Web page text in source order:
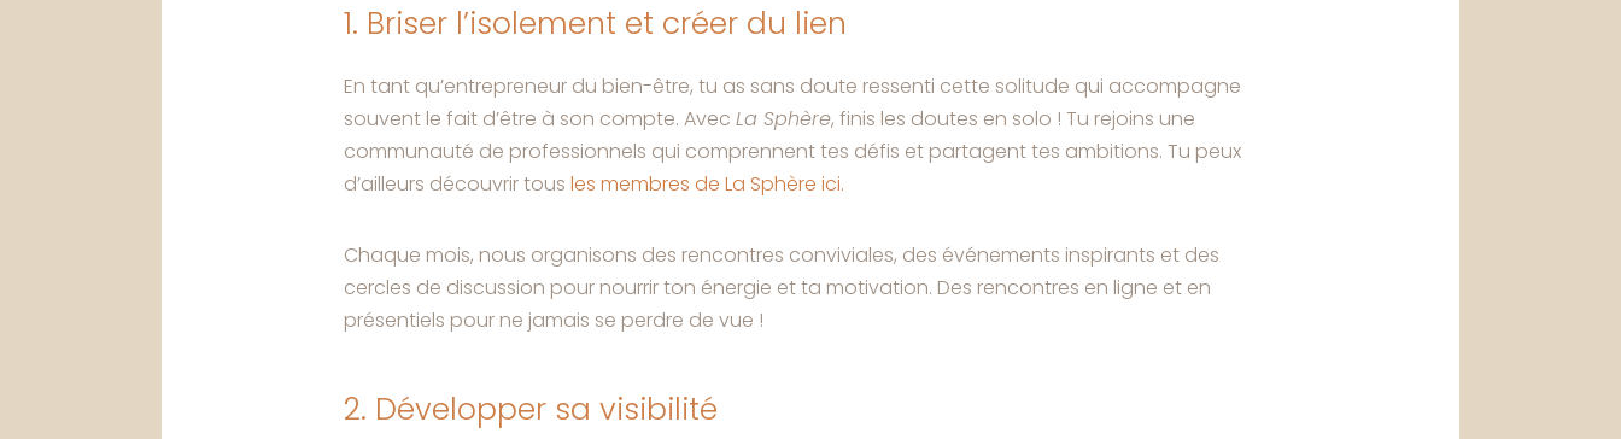
1. Briser l’isolement et créer du lien
En tant qu’entrepreneur du bien-être, tu as sans doute ressenti cette solitude qui accompagne
souvent le fait d’être à son compte. Avec La Sphère, finis les doutes en solo ! Tu rejoins une
communauté de professionnels qui comprennent tes défis et partagent tes ambitions. Tu peux
d’ailleurs découvrir tous les membres de La Sphère ici.
Chaque mois, nous organisons des rencontres conviviales, des événements inspirants et des
cercles de discussion pour nourrir ton énergie et ta motivation. Des rencontres en ligne et en
présentiels pour ne jamais se perdre de vue !
2. Développer sa visibilité